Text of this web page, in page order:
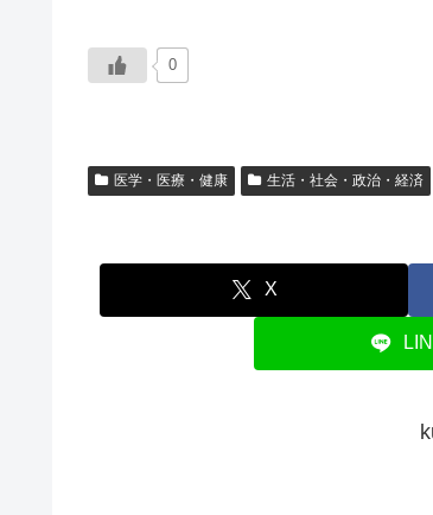
0
医学・医療・健康 生活・社会・政治・経済
X